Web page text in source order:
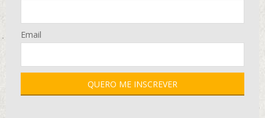
Email